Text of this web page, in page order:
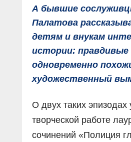
А бывшие
Палатова
детям и внукам
истории: правдивые
одновременно
художественный
О двух таких эпизодах
творческой работе
сочинений «Полиция